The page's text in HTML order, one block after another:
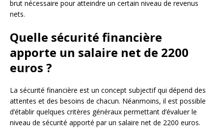
brut nécessaire pour atteindre un certain niveau de revenus
nets.
Quelle sécurité financière
apporte un salaire net de 2200
euros ?
La sécurité financière est un concept subjectif qui dépend des
attentes et des besoins de chacun. Néanmoins, il est possible
d’établir quelques critères généraux permettant d’évaluer le
niveau de sécurité apporté par un salaire net de 2200 euros.